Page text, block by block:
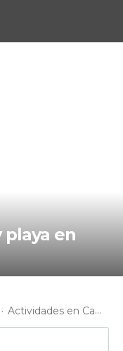
Actividades en Cantabria